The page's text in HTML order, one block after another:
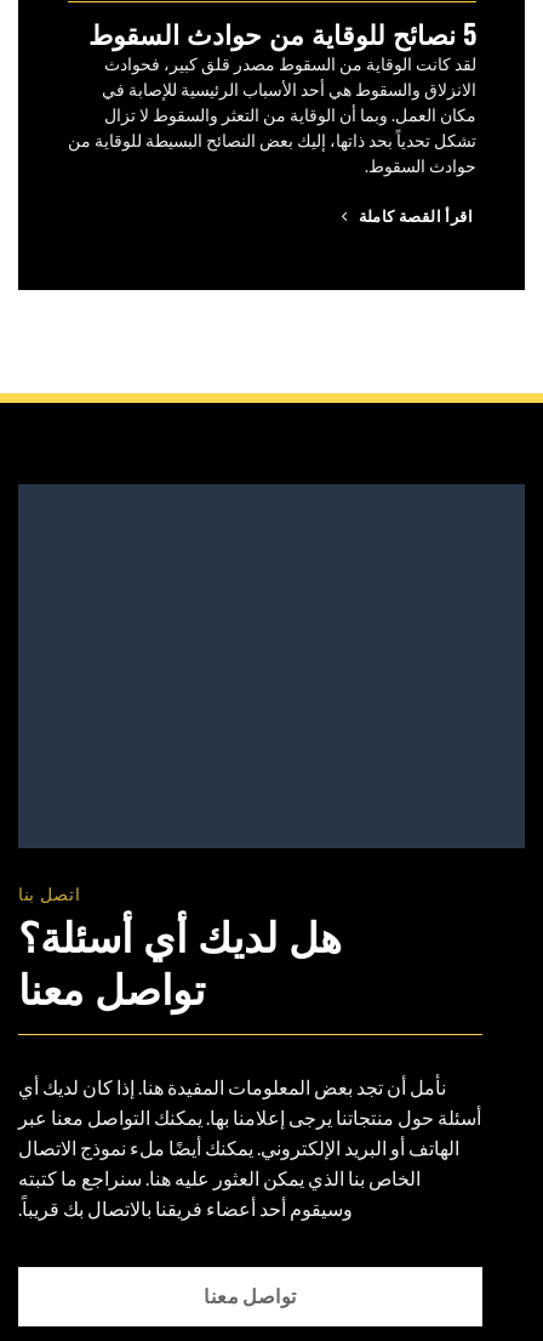
5 نصائح للوقاية من حوادث السقوط
لقد كانت الوقاية من السقوط مصدر قلق كبير، فحوادث
الانزلاق والسقوط هي أحد الأسباب الرئيسية للإصابة في
مكان العمل. وبما أن الوقاية من التعثر والسقوط لا تزال
تشكل تحدياً بحد ذاتها، إليك بعض النصائح البسيطة للوقاية من
حوادث السقوط.
اقرأ القصة كاملة
اتصل بنا
هل لديك أي أسئلة؟
تواصل معنا
نأمل أن تجد بعض المعلومات المفيدة هنا. إذا كان لديك أي
أسئلة حول منتجاتنا يرجى إعلامنا بها. يمكنك التواصل معنا عبر
الهاتف أو البريد الإلكتروني. يمكنك أيضًا ملء نموذج الاتصال
الخاص بنا الذي يمكن العثور عليه هنا. سنراجع ما كتبته
وسيقوم أحد أعضاء فريقنا بالاتصال بك قريباً.
تواصل معنا